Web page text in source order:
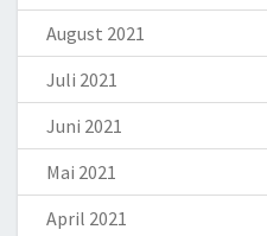
August 2021
Juli 2021
Juni 2021
Mai 2021
April 2021